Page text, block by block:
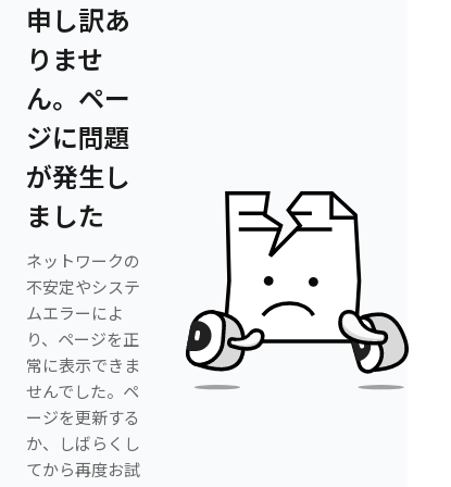
申し訳あ
りませ
ん。ペー
ジに問題
が発生し
ました
ネットワークの
不安定やシステ
ムエラーによ
り、ページを正
常に表示できま
せんでした。ペ
ージを更新する
か、しばらくし
てから再度お試